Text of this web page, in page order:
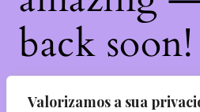
Valorizamos a sua
back soon!